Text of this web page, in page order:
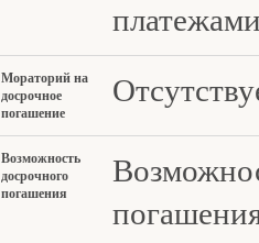
Мораторий на
досрочное
погашение
Возможность
досрочного
погашения